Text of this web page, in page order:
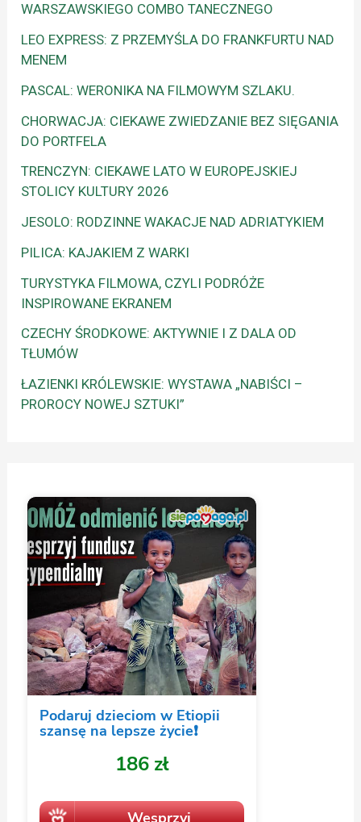
WARSZAWSKIEGO COMBO TANECZNEGO
LEO EXPRESS: Z PRZEMYŚLA DO FRANKFURTU NAD
MENEM
PASCAL: WERONIKA NA FILMOWYM SZLAKU.
CHORWACJA: CIEKAWE ZWIEDZANIE BEZ SIĘGANIA
DO PORTFELA
TRENCZYN: CIEKAWE LATO W EUROPEJSKIEJ
STOLICY KULTURY 2026
JESOLO: RODZINNE WAKACJE NAD ADRIATYKIEM
PILICA: KAJAKIEM Z WARKI
TURYSTYKA FILMOWA, CZYLI PODRÓŻE
INSPIROWANE EKRANEM
CZECHY ŚRODKOWE: AKTYWNIE I Z DALA OD
TŁUMÓW
ŁAZIENKI KRÓLEWSKIE: WYSTAWA „NABIŚCI –
PROROCY NOWEJ SZTUKI”